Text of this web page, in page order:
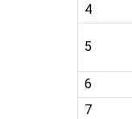
4
5
6
7